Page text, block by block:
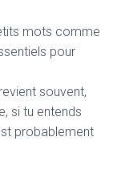
mots comme
pour
souvent,
si tu entends
probablement